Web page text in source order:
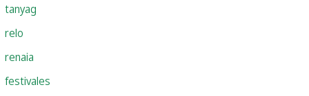
tanyag
relo
renaia
festivales